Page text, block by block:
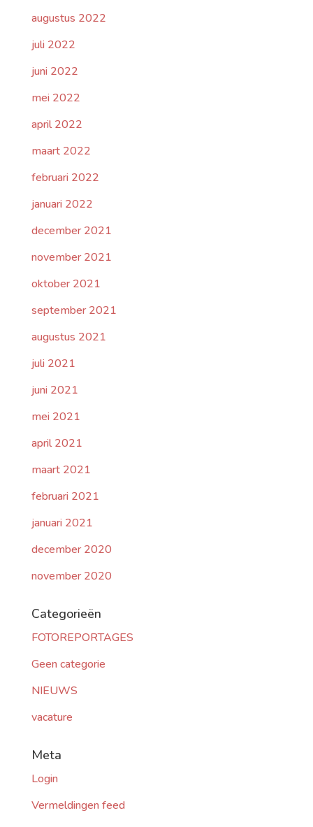
augustus 2022
juli 2022
juni 2022
mei 2022
april 2022
maart 2022
februari 2022
januari 2022
december 2021
november 2021
oktober 2021
september 2021
augustus 2021
juli 2021
juni 2021
mei 2021
april 2021
maart 2021
februari 2021
januari 2021
december 2020
november 2020
Categorieën
FOTOREPORTAGES
Geen categorie
NIEUWS
vacature
Meta
Login
Vermeldingen feed